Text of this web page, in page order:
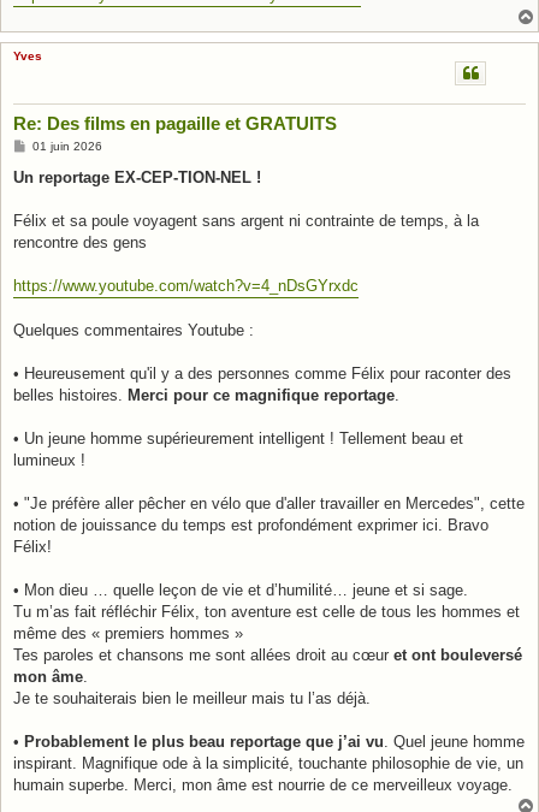
Yves
Re: Des films en pagaille et GRATUITS
M
s
g
01 juin 2026
Un reportage EX-CEP-TION-NEL !
Félix et sa poule voyagent sans argent ni contrainte de temps, à la
rencontre des gens
https://www.youtube.com/watch?v=4_nDsGYrxdc
Quelques commentaires Youtube :
• Heureusement qu'il y a des personnes comme Félix pour raconter des
belles histoires. Merci pour ce magnifique reportage.
• Un jeune homme supérieurement intelligent ! Tellement beau et
lumineux !
• "Je préfère aller pêcher en vélo que d'aller travailler en Mercedes", cette
notion de jouissance du temps est profondément exprimer ici. Bravo
Félix!
• Mon dieu … quelle leçon de vie et d’humilité… jeune et si sage.
Tu m’as fait réfléchir Félix, ton aventure est celle de tous les hommes et
même des « premiers hommes »
Tes paroles et chansons me sont allées droit au cœur et ont bouleversé
mon âme.
Je te souhaiterais bien le meilleur mais tu l’as déjà.
• Probablement le plus beau reportage que j’ai vu. Quel jeune homme
inspirant. Magnifique ode à la simplicité, touchante philosophie de vie, un
humain superbe. Merci, mon âme est nourrie de ce merveilleux voyage.